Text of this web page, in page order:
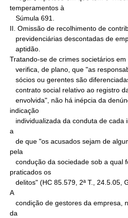
temperamentos à
II. Omissão de recolhimento de
Tratando-se de crimes societários
indicação
a
pela
praticados os
A
da